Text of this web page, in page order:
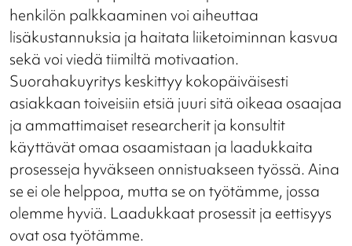
henkilön palkkaaminen voi aiheuttaa
lisäkustannuksia ja haitata liiketoiminnan kasvua
sekä voi viedä tiimiltä motivaation.
Suorahakuyritys keskittyy kokopäiväisesti
asiakkaan toiveisiin etsiä juuri sitä oikeaa osaajaa
ja ammattimaiset researcherit ja konsultit
käyttävät omaa osaamistaan ja laadukkaita
prosesseja hyväkseen onnistuakseen työssä. Aina
se ei ole helppoa, mutta se on työtämme, jossa
olemme hyviä. Laadukkaat prosessit ja eettisyys
ovat osa työtämme.